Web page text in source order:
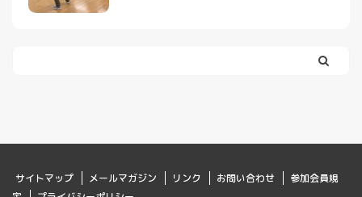
サイトマップ メールマガジン リンク お問い合わせ
参加会員規